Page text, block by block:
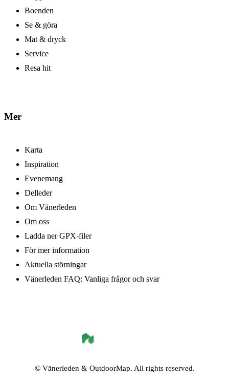
Boenden
Se & göra
Mat & dryck
Service
Resa hit
Mer
Karta
Inspiration
Evenemang
Delleder
Om Vänerleden
Om oss
Ladda ner GPX-filer
För mer information
Aktuella störningar
Vänerleden FAQ: Vanliga frågor och svar
© Vänerleden & OutdoorMap. All rights reserved.